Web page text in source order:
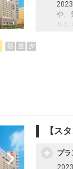
や、
ル
朝 昼 夕
【ス
プラ